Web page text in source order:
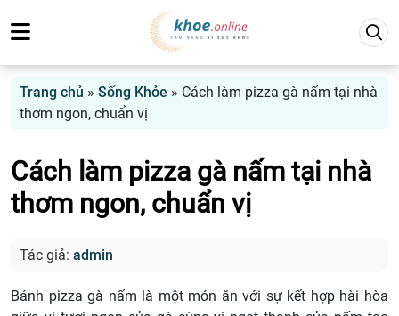
Trang chủ » Sống Khỏe » Cách làm pizza gà nấm tại nhà
thơm ngon, chuẩn vị
Cách làm pizza gà nấm tại nhà
thơm ngon, chuẩn vị
Tác giả: admin
Bánh pizza gà nấm là một món ăn với sự kết hợp hài hòa